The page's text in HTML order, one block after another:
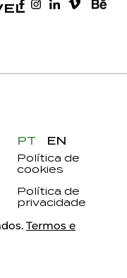
PT EN
Política de
cookies
Política de
privacidade
Termos e